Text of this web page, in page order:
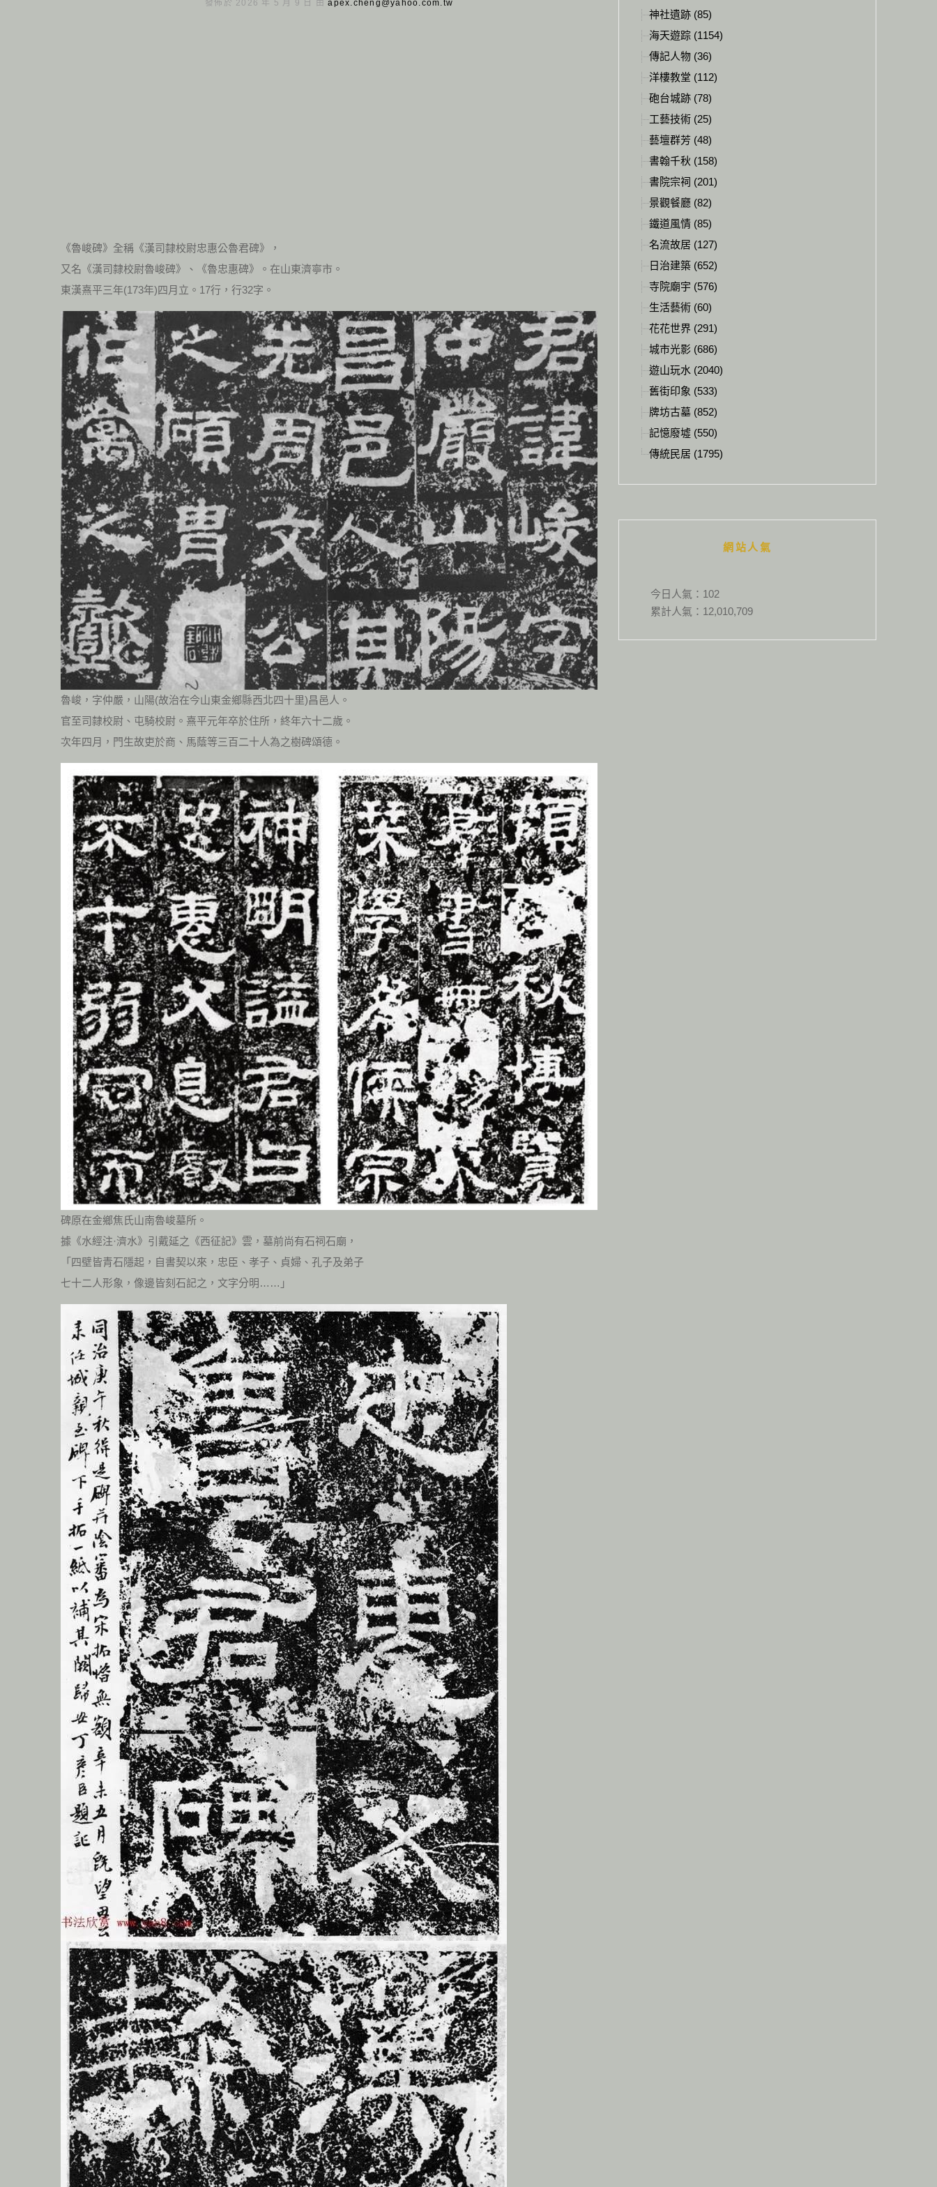
發佈於 2026 年 5 月 9 日 由apex.cheng@yahoo.com.tw
《魯峻碑》全稱《漢司隸校尉忠惠公魯君碑》，
又名《漢司隸校尉魯峻碑》、《魯忠惠碑》。在山東濟寧市。
東漢熹平三年(173年)四月立。17行，行32字。
魯峻，字仲嚴，山陽(故治在今山東金鄉縣西北四十里)昌邑人。
官至司隸校尉、屯騎校尉。熹平元年卒於住所，終年六十二歲。
次年四月，門生故吏於商、馬蔭等三百二十人為之樹碑頌德。
碑原在金鄉焦氏山南魯峻墓所。
據《水經注·濟水》引戴延之《西征記》雲，墓前尚有石祠石廟，
「四壁皆青石隱起，自書契以來，忠臣、孝子、貞婦、孔子及弟子
七十二人形象，像邊皆刻石記之，文字分明……」
神社遺跡 (85)
海天遊踪 (1154)
傳記人物 (36)
洋樓教堂 (112)
砲台城跡 (78)
工藝技術 (25)
藝壇群芳 (48)
書翰千秋 (158)
書院宗祠 (201)
景觀餐廳 (82)
鐵道風情 (85)
名流故居 (127)
日治建築 (652)
寺院廟宇 (576)
生活藝術 (60)
花花世界 (291)
城市光影 (686)
遊山玩水 (2040)
舊街印象 (533)
牌坊古墓 (852)
記憶廢墟 (550)
傳統民居 (1795)
網站人氣
今日人氣： 102
累計人氣： 12,010,709